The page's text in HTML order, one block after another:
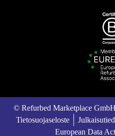
© Refurbed Marketplace GmbH
Tietosuojaseloste
European Data Act